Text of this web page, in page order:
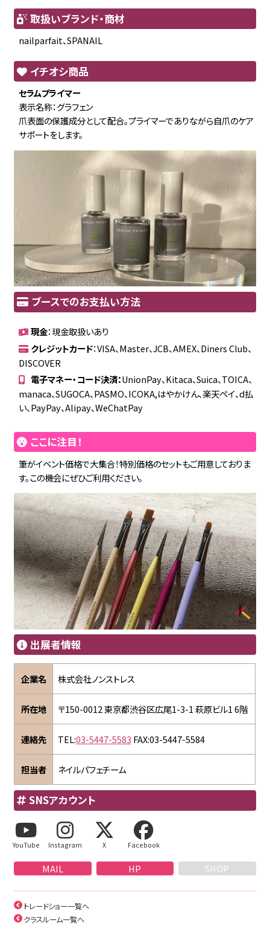
取扱いブランド・商材
nailparfait、SPANAIL
イチオシ商品
セラムプライマー
表示名称：グラフェン
爪表面の保護成分として配合。プライマーでありながら自爪のケア
サポートをします。
ブースでのお支払い方法
現金：現金取扱いあり
クレジットカード：VISA、Master、JCB、AMEX、Diners Club、
DISCOVER
電子マネー・コード決済：UnionPay、Kitaca、Suica、TOICA、
manaca、SUGOCA、PASMO、ICOKA,はやかけん、楽天ペイ、d払
い、PayPay、Alipay、WeChatPay
ここに注目！
筆がイベント価格で大集合！特別価格のセットもご用意しておりま
す。この機会にぜひご利用ください。
出展者情報
企業名 株式会社ノンストレス
所在地 〒150-0012 東京都渋谷区広尾1-3-1 萩原ビル1 6階
連絡先 TEL:03-5447-5583 FAX:03-5447-5584
担当者 ネイルパフェチーム
SNSアカウント
YouTube Instagram X Facebook
MAIL HP SHOP
トレードショー一覧へ
クラスルーム一覧へ